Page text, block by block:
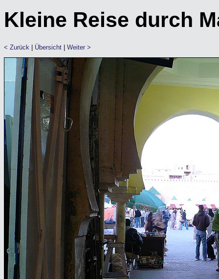
Kleine Reise durch
< Zurück Übersicht Weiter >